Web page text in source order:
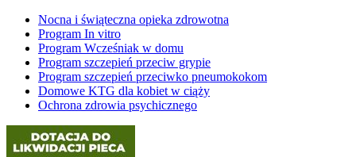
Nocna i świąteczna opieka zdrowotna
Program In vitro
Program Wcześniak w domu
Program szczepień przeciw grypie
Program szczepień przeciwko pneumokokom
Domowe KTG dla kobiet w ciąży
Ochrona zdrowia psychicznego